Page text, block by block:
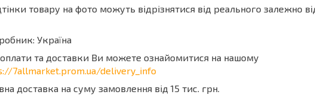
товару на фото можуть відрізнятися від реального залежно
Україна
та доставки Ви можете ознайомитися на нашому
7allmarket.prom.ua/delivery_info
доставка на суму замовлення від 15 тис. грн.